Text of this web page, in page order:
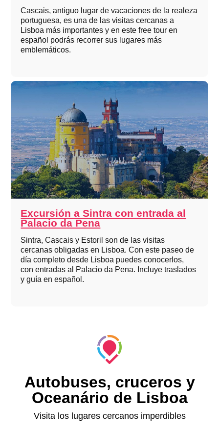
Cascais, antiguo lugar de vacaciones de la realeza
portuguesa, es una de las visitas cercanas a
Lisboa más importantes y en este free tour en
español podrás recorrer sus lugares más
emblemáticos.
Excursión a Sintra con entrada al
Palacio da Pena
Sintra, Cascais y Estoril son de las visitas
cercanas obligadas en Lisboa. Con este paseo de
día completo desde Lisboa puedes conocerlos,
con entradas al Palacio da Pena. Incluye traslados
y guía en español.
Autobuses, cruceros y
Oceanário de Lisboa
Visita los lugares cercanos imperdibles